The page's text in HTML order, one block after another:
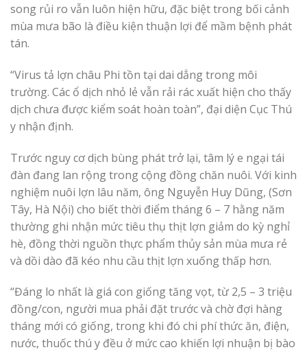
song rủi ro vẫn luôn hiện hữu, đặc biệt trong bối cảnh
mùa mưa bão là điều kiện thuận lợi để mầm bệnh phát
tán.
“Virus tả lợn châu Phi tồn tại dai dẳng trong môi
trường. Các ổ dịch nhỏ lẻ vẫn rải rác xuất hiện cho thấy
dịch chưa được kiểm soát hoàn toàn”, đại diện Cục Thú
y nhận định.
Trước nguy cơ dịch bùng phát trở lại, tâm lý e ngại tái
đàn đang lan rộng trong cộng đồng chăn nuôi. Với kinh
nghiệm nuôi lợn lâu năm, ông Nguyễn Huy Dũng, (Sơn
Tây, Hà Nội) cho biết thời điểm tháng 6 – 7 hằng năm
thường ghi nhận mức tiêu thụ thịt lợn giảm do kỳ nghỉ
hè, đồng thời nguồn thực phẩm thủy sản mùa mưa rẻ
và dồi dào đã kéo nhu cầu thịt lợn xuống thấp hơn.
“Đáng lo nhất là giá con giống tăng vọt, từ 2,5 – 3 triệu
đồng/con, người mua phải đặt trước và chờ đợi hàng
tháng mới có giống, trong khi đó chi phí thức ăn, điện,
nước, thuốc thú y đều ở mức cao khiến lợi nhuận bị bào